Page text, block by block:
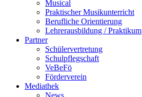
Musical
Praktischer Musikunterricht
Berufliche Orientierung
Lehrerausbildung / Praktikum
Partner
Schülervertretung
Schulpflegschaft
VeBeFö
Förderverein
Mediathek
News